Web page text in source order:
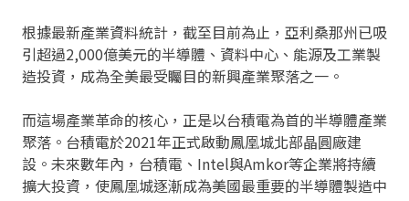
根據最新產業資料統計，截至目前為止，亞利桑那州已吸
引超過2,000億美元的半導體、資料中心、能源及工業製
造投資，成為全美最受矚目的新興產業聚落之一。
而這場產業革命的核心，正是以台積電為首的半導體產業
聚落。台積電於2021年正式啟動鳳凰城北部晶圓廠建
設。未來數年內，台積電、Intel與Amkor等企業將持續
擴大投資，使鳳凰城逐漸成為美國最重要的半導體製造中